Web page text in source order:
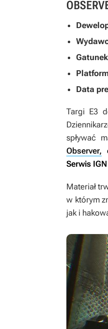
Data
Targi E3
spływać
Observer,
Serwis
Materiał
w którym
jak i